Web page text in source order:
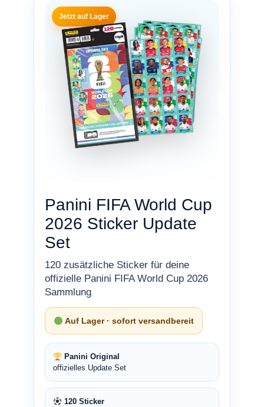
Jetzt auf Lager
Panini FIFA World Cup
2026 Sticker Update
Set
120 zusätzliche Sticker für deine
offizielle Panini FIFA World Cup 2026
Sammlung
Auf Lager · sofort versandbereit
Panini Original
offizielles Update Set
120 Sticker